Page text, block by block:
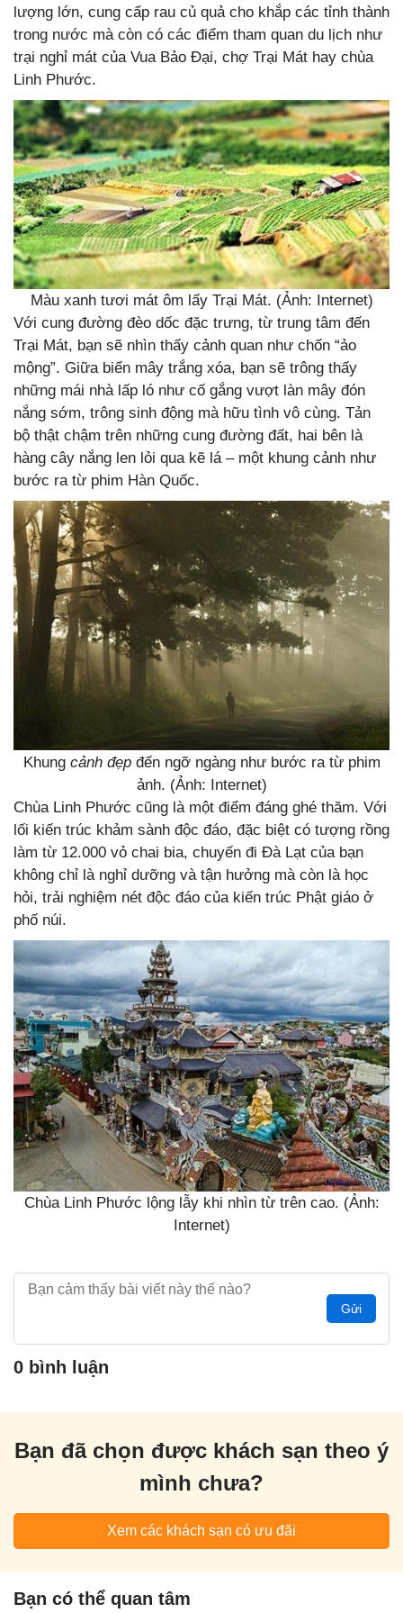
lượng lớn, cung cấp rau củ quả cho khắp các tỉnh thành
trong nước mà còn có các điểm tham quan du lịch như
trại nghỉ mát của Vua Bảo Đại, chợ Trại Mát hay chùa
Linh Phước.
Màu xanh tươi mát ôm lấy Trại Mát. (Ảnh: Internet)
Với cung đường đèo dốc đặc trưng, từ trung tâm đến
Trại Mát, bạn sẽ nhìn thấy cảnh quan như chốn “ảo
mộng”. Giữa biển mây trắng xóa, bạn sẽ trông thấy
những mái nhà lấp ló như cố gắng vượt làn mây đón
nắng sớm, trông sinh động mà hữu tình vô cùng. Tản
bộ thật chậm trên những cung đường đất, hai bên là
hàng cây nắng len lỏi qua kẽ lá – một khung cảnh như
bước ra từ phim Hàn Quốc.
Khung cảnh đẹpđến ngỡ ngàng như bước ra từ phim
ảnh. (Ảnh: Internet)
Chùa Linh Phước cũng là một điểm đáng ghé thăm. Với
lối kiến trúc khảm sành độc đáo, đặc biệt có tượng rồng
làm từ 12.000 vỏ chai bia, chuyến đi Đà Lạt của bạn
không chỉ là nghỉ dưỡng và tận hưởng mà còn là học
hỏi, trải nghiệm nét độc đáo của kiến trúc Phật giáo ở
phố núi.
Chùa Linh Phước lộng lẫy khi nhìn từ trên cao. (Ảnh:
Internet)
Gửi
0 bình luận
Bạn đã chọn được khách sạn theo ý
mình chưa?
Xem các khách sạn có ưu đãi
Bạn có thể quan tâm